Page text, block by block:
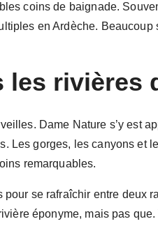
coins de baignade.
en Ardèche. Beaucoup
les rivières
Dame Nature s’y est
Les gorges, les canyons et
remarquables.
se rafraîchir entre deux
éponyme, mais pas